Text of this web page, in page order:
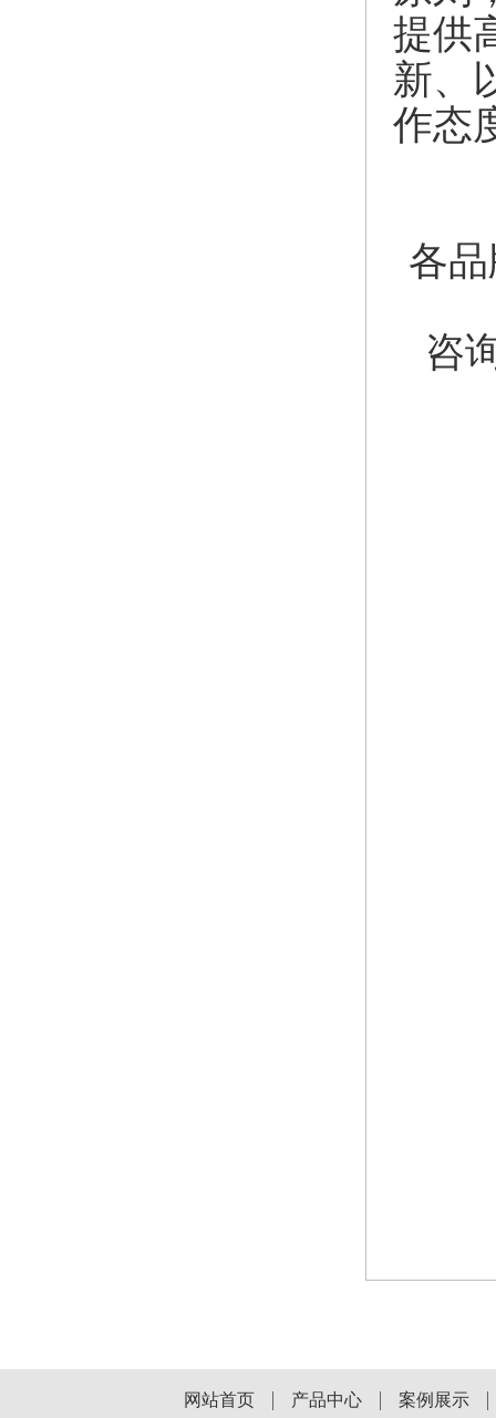
提供
新、
作态
各
咨
网站首页 产品中心 案例展示